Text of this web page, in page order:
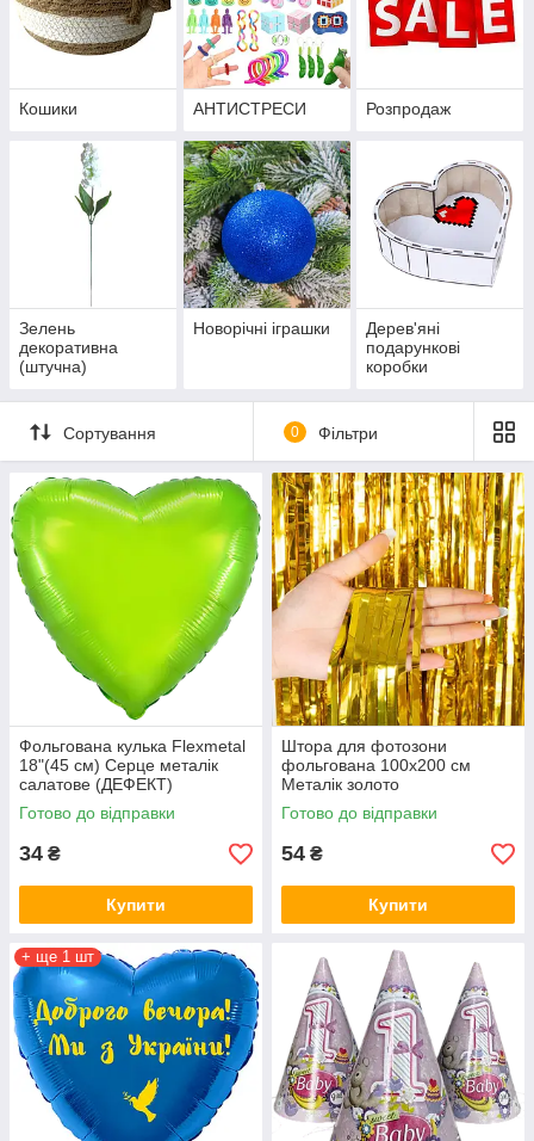
Кошики АНТИСТРЕСИ Розпродаж
Зелень
декоративна
(штучна)
Новорічні іграшки
Дерев'яні
подарункові
коробки
Сортування 0 Фільтри
Фольгована кулька Flexmetal
18"(45 см) Серце металік
салатове (ДЕФЕКТ)
Готово до відправки
34 ₴
Купити
Штора для фотозони
фольгована 100х200 см
Металік золото
Готово до відправки
54 ₴
Купити
+ ще 1 шт